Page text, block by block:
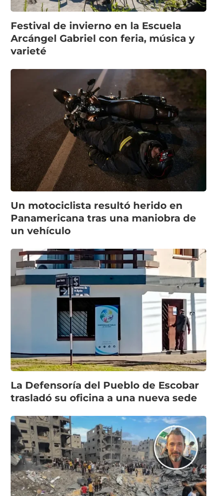
Festival de invierno en la Escuela
Arcángel Gabriel con feria, música y
varieté
Un motociclista resultó herido en
Panamericana tras una maniobra de
un vehículo
La Defensoría del Pueblo de Escobar
trasladó su oficina a una nueva sede